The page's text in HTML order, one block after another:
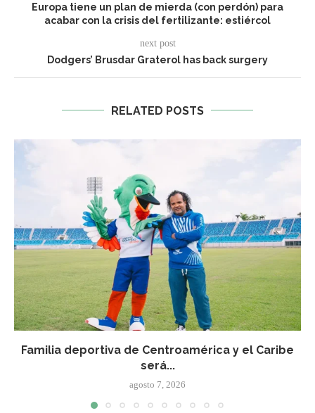
Europa tiene un plan de mierda (con perdón) para
acabar con la crisis del fertilizante: estiércol
next post
Dodgers’ Brusdar Graterol has back surgery
RELATED POSTS
Familia deportiva de Centroamérica y el Caribe
será...
agosto 7, 2026